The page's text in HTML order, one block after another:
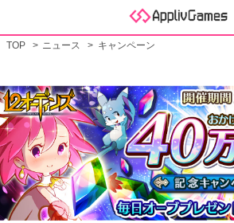
TOP ニュース キャンペーン